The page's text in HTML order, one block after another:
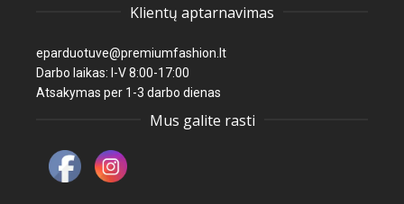
Klientų aptarnavimas
eparduotuve@premiumfashion.lt
Darbo laikas: I-V 8:00-17:00
Atsakymas per 1-3 darbo dienas
Mus galite rasti